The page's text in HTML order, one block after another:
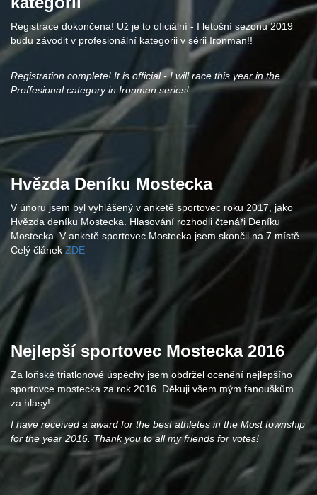
Registrace dokončena! Už je to oficiální - I letošní sezonu 2019
budu závodit v profesionální kategorii v sérii Ironman!!
Registration complete! It is official - I will race this year in the
Proffesional category in Ironman series!
Hvězda Deníku Mostecka
V únoru jsem byl vyhlášený v anketě sportovec roku 2017, jako
Hvězda deníku Mostecka. Hlasování rozhodli čtenáři Deníku
Mostecka. V anketě sportovec Mostecka jsem skončil na 7.místě.
Celý článek ZDE
Nejlepší sportovec Mostecka 2016
Za loňské triatlonové úspěchy jsem obdržel ocenění nejlepšího
sportovce mostecka za rok 2016. Děkuji všem mým fanouškům
za hlasy!
I have received a award for the best athletes in the Most township
for the year 2016. Thank you to all my friends for votes!